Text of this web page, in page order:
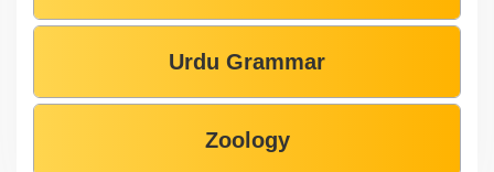
Urdu Grammar
Zoology